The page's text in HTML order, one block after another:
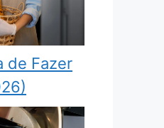
de Fazer